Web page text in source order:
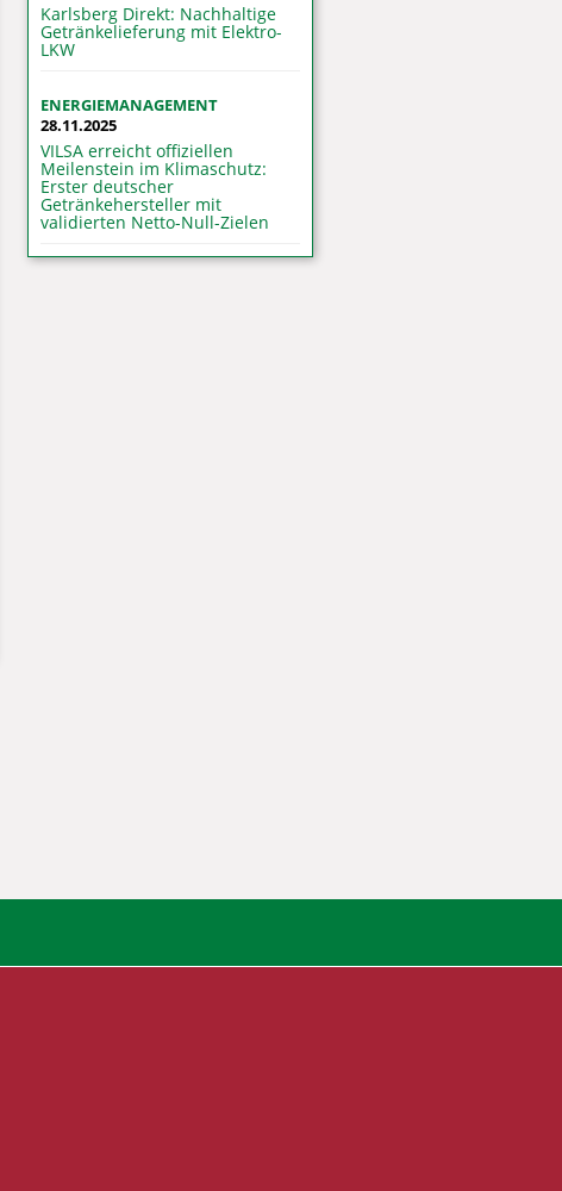
Karlsberg Direkt: Nachhaltige
Getränkelieferung mit Elektro-
LKW
ENERGIEMANAGEMENT
28.11.2025
VILSA erreicht offiziellen
Meilenstein im Klimaschutz:
Erster deutscher
Getränkehersteller mit
validierten Netto-Null-Zielen